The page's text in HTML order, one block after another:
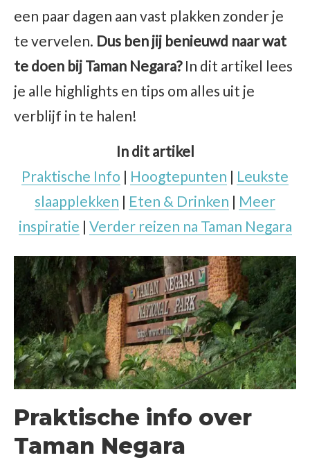
een paar dagen aan vast plakken zonder je
te vervelen. Dus ben jij benieuwd naar wat
te doen bij Taman Negara?In dit artikel lees
je alle highlights en tips om alles uit je
verblijf in te halen!
In dit artikel
Praktische Info | Hoogtepunten | Leukste
slaapplekken | Eten & Drinken | Meer
inspiratie | Verder reizen na Taman Negara
Praktische info over
Taman Negara